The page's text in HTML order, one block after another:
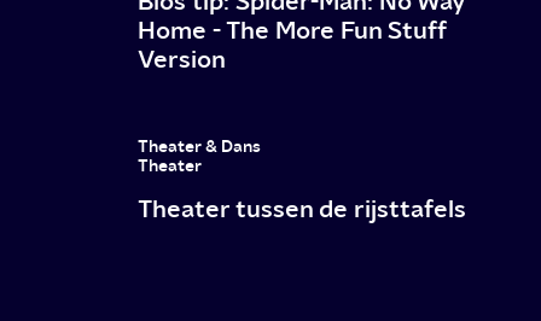
Home - The More Fun Stuff
Version
Theater & Dans
Theater
Theater tussen de rijsttafels